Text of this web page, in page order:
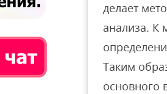
делает
анализа. К
Таким
основного